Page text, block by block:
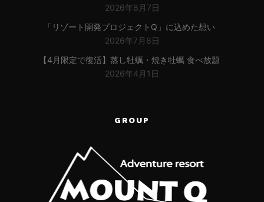
2026年8月7日
「リゾート開発プロジェクトQ」に込めた想い
2026年7月8日
【4月限定で復活】蒸し牡蠣・焼き牡蠣 食べ放題
2026年4月1日
GROUP